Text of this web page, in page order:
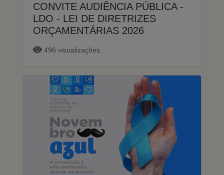
CONVITE AUDIÊNCIA PÚBLICA -
LDO - LEI DE DIRETRIZES
ORÇAMENTÁRIAS 2026
496 visualizações